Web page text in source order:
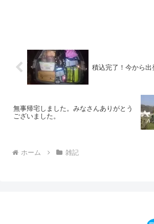
積込完了！今から出
無事帰宅しました。みなさんありがとう
ございました。
ホーム 雑記